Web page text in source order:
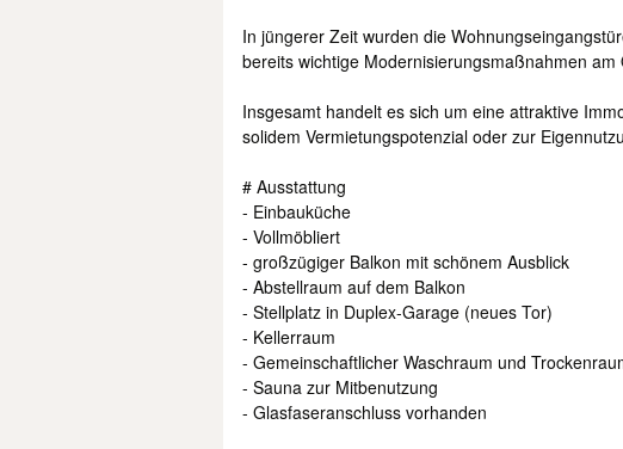
In jüngerer Zeit wurden die
bereits wichtige Modernisierungsmaßnahmen am
Insgesamt handelt es sich um eine attraktive
solidem Vermietungspotenzial oder zur
# Ausstattung
- Einbauküche
- Vollmöbliert
- großzügiger Balkon mit schönem Ausblick
- Abstellraum auf dem Balkon
- Stellplatz in Duplex-Garage (neues Tor)
- Kellerraum
- Gemeinschaftlicher Waschraum und
- Sauna zur Mitbenutzung
- Glasfaseranschluss vorhanden